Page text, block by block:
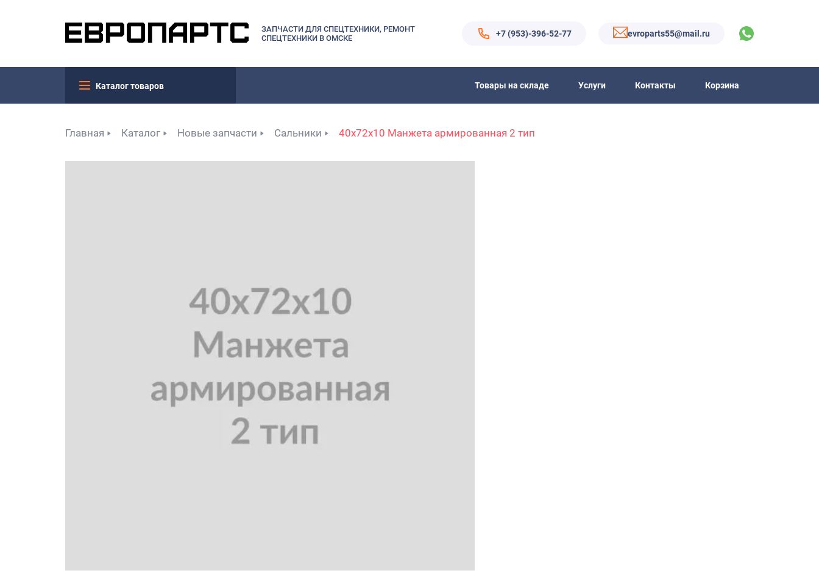
ЗАПЧАСТИ ДЛЯ СПЕЦТЕХНИКИ, РЕМОНТ
СПЕЦТЕХНИКИ В ОМСКЕ
+7 (953)-396-52-77 evroparts55@mail.ru
Каталог товаров Товары на складе Услуги Контакты Корзина
Главная Каталог Новые запчасти Сальники 40x72x10 Манжета армированная 2 тип